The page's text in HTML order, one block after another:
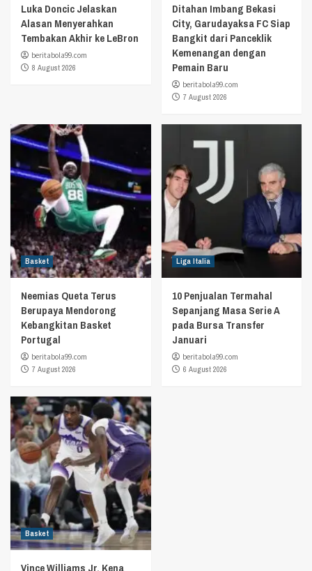
Luka Doncic Jelaskan
Alasan Menyerahkan
Tembakan Akhir ke LeBron
beritabola99.com
8 August 2026
Ditahan Imbang Bekasi
City, Garudayaksa FC Siap
Bangkit dari Panceklik
Kemenangan dengan
Pemain Baru
beritabola99.com
7 August 2026
Basket
Neemias Queta Terus
Berupaya Mendorong
Kebangkitan Basket
Portugal
beritabola99.com
7 August 2026
Liga Italia
10 Penjualan Termahal
Sepanjang Masa Serie A
pada Bursa Transfer
Januari
beritabola99.com
6 August 2026
Basket
Vince Williams Jr. Kena